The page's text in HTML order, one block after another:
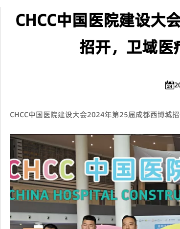
CHCC中国医院建设大
招开，卫域医

CHCC中国医院建设大会2024年第25届成都西博城